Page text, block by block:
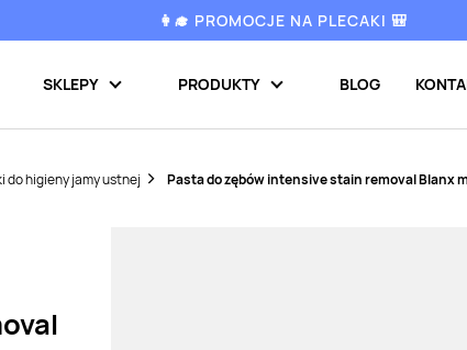
👩‍🎓 PROMOCJE NA PLECAKI 🎒
SKLEPY PRODUKTY BLOG
do higieny jamy ustnej Pasta do zębów intensive stain removal Blanx